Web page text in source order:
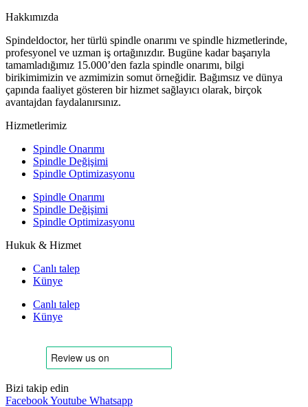
Hakkımızda
Spindeldoctor, her türlü spindle onarımı ve spindle hizmetlerinde,
profesyonel ve uzman iş ortağınızdır. Bugüne kadar başarıyla
tamamladığımız 15.000’den fazla spindle onarımı, bilgi
birikimimizin ve azmimizin somut örneğidir. Bağımsız ve dünya
çapında faaliyet gösteren bir hizmet sağlayıcı olarak, birçok
avantajdan faydalanırsınız.
Hizmetlerimiz
Spindle Onarımı
Spindle Değişimi
Spindle Optimizasyonu
Spindle Onarımı
Spindle Değişimi
Spindle Optimizasyonu
Hukuk & Hizmet
Canlı talep
Künye
Canlı talep
Künye
Bizi takip edin
FacebookYoutube Whatsapp